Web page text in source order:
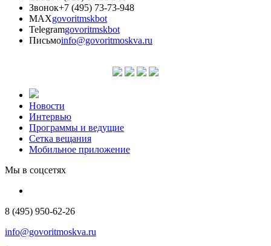
Звонок+7 (495) 73-73-948
MAXgovoritmskbot
Telegramgovoritmskbot
Письмоinfo@govoritmoskva.ru
Новости
Интервью
Программы и ведущие
Сетка вещания
Мобильное приложение
Мы в соцсетях
8 (495) 950-62-26
info@govoritmoskva.ru